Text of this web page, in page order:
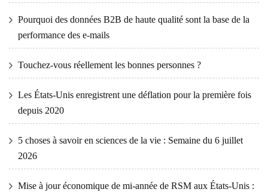
Pourquoi des données B2B de haute qualité sont la base de la
performance des e-mails
Touchez-vous réellement les bonnes personnes ?
Les États-Unis enregistrent une déflation pour la première fois
depuis 2020
5 choses à savoir en sciences de la vie : Semaine du 6 juillet
2026
Mise à jour économique de mi-année de RSM aux États-Unis :